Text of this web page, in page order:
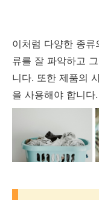
이처럼 다양한 종
류를 잘 파악하고
니다. 또한 제품의
을 사용해야 합니다.